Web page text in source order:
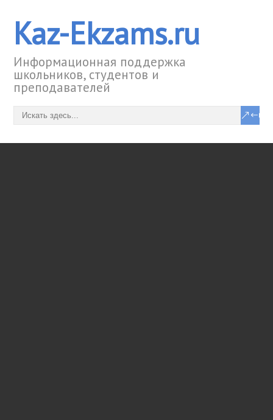
Kaz-Ekzams.ru
Информационная поддержка
школьников, студентов и
преподавателей